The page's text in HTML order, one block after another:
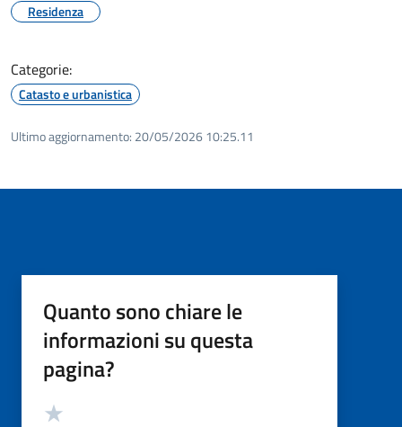
Residenza
Categorie:
Catasto e urbanistica
Ultimo aggiornamento: 20/05/2026 10:25.11
Quanto sono chiare le
informazioni su questa
pagina?
Valutazione